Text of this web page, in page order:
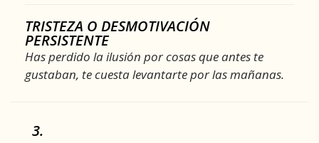
TRISTEZA O DESMOTIVACIÓN
PERSISTENTE
Has perdido la ilusión por cosas que antes te
gustaban, te cuesta levantarte por las mañanas.
3.